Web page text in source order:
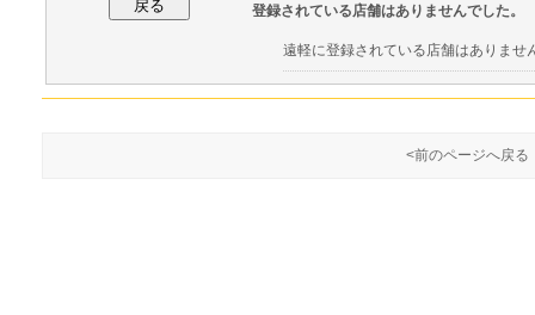
登録されている店舗はありませんでした。
遠軽に登録されている店舗はありませ
<前のページへ戻る